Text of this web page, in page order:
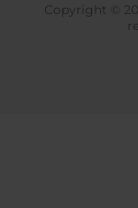
Copyright ©